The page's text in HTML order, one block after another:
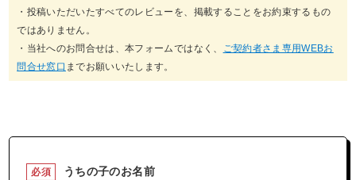
・投稿いただいたすべてのレビューを、掲載することをお約束するもの
ではありません。
・当社へのお問合せは、本フォームではなく、
ご契約者さま専用WEBお
問合せ窓口 までお願いいたします。
必須 うちの子のお名前